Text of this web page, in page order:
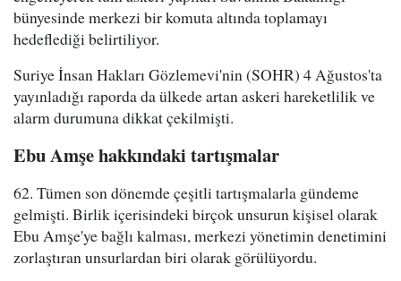
bünyesinde merkezi bir komuta altında toplamayı
hedeflediği belirtiliyor.
Suriye İnsan Hakları Gözlemevi'nin (SOHR) 4 Ağustos'ta
yayınladığı raporda da ülkede artan askeri hareketlilik ve
alarm durumuna dikkat çekilmişti.
Ebu Amşe hakkındaki tartışmalar
62. Tümen son dönemde çeşitli tartışmalarla gündeme
gelmişti. Birlik içerisindeki birçok unsurun kişisel olarak
Ebu Amşe'ye bağlı kalması, merkezi yönetimin denetimini
zorlaştıran unsurlardan biri olarak görülüyordu.